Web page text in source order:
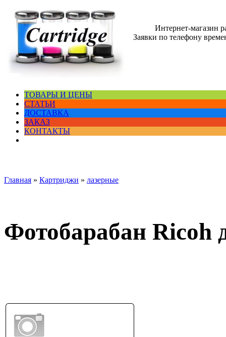
Интернет-магазин
Заявки по телефону
ТОВАРЫ И ЦЕНЫ
СТАТЬИ
ДОСТАВКА
ЗАКАЗ
КОНТАКТЫ
Главная » Картриджи » лазерные
Фотобарабан Ricoh